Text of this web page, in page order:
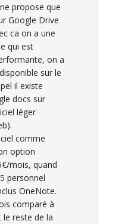
propose que
Google Drive
ca on a une
qui est
on a
sur le
il existe
docs sur
léger
comme
option
mois, quand
personnel
OneNote.
comparé à
reste de la